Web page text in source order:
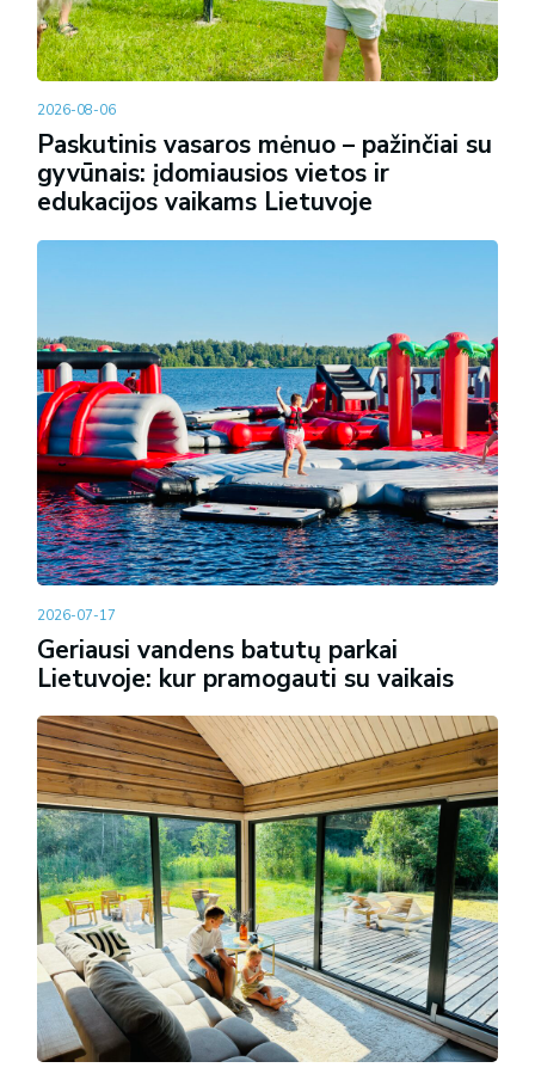
2026-08-06
Paskutinis vasaros mėnuo – pažinčiai su
gyvūnais: įdomiausios vietos ir
edukacijos vaikams Lietuvoje
2026-07-17
Geriausi vandens batutų parkai
Lietuvoje: kur pramogauti su vaikais